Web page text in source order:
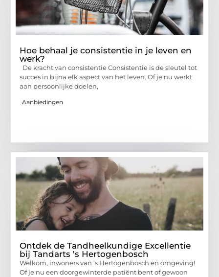
Hoe behaal je consistentie in je leven en
werk?
De kracht van consistentie Consistentie is de sleutel tot
succes in bijna elk aspect van het leven. Of je nu werkt
aan persoonlijke doelen,
Aanbiedingen
Ontdek de Tandheelkundige Excellentie
bij Tandarts 's Hertogenbosch
Welkom, inwoners van ’s Hertogenbosch en omgeving!
Of je nu een doorgewinterde patiënt bent of gewoon